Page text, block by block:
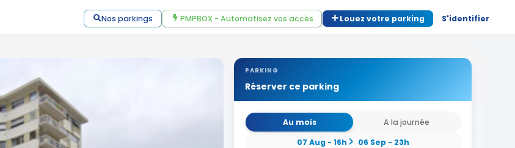
Nos parkings PMPBOX - Automatisez vos accès Louez votre parking S'identifier
PARKING
Réserver ce parking
Au mois
A la journée
07 Aug - 16h
06 Sep - 23h